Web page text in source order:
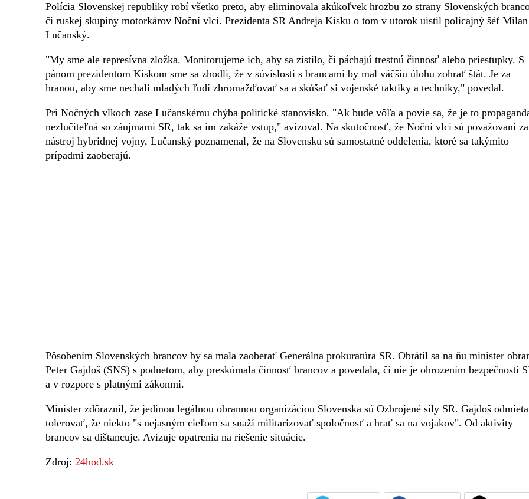
Polícia Slovenskej republiky robí všetko preto, aby eliminovala akúkoľvek hrozbu zo strany Slovenských
či ruskej skupiny motorkárov Noční vlci. Prezidenta SR Andreja Kisku o tom v utorok uistil policajný šéf Milan
Lučanský.
"My sme ale represívna zložka. Monitorujeme ich, aby sa zistilo, či páchajú trestnú činnosť alebo priestupky. S
pánom prezidentom Kiskom sme sa zhodli, že v súvislosti s brancami by mal väčšiu úlohu zohrať štát. Je za
hranou, aby sme nechali mladých ľudí zhromažďovať sa a skúšať si vojenské taktiky a techniky," povedal.
Pri Nočných vlkoch zase Lučanskému chýba politické stanovisko. "Ak bude vôľa a povie sa, že je to
nezlučiteľná so záujmami SR, tak sa im zakáže vstup," avizoval. Na skutočnosť, že Noční vlci sú považovaní za
nástroj hybridnej vojny, Lučanský poznamenal, že na Slovensku sú samostatné oddelenia, ktoré sa takýmito
prípadmi zaoberajú.
Pôsobením Slovenských brancov by sa mala zaoberať Generálna prokuratúra SR. Obrátil sa na ňu minister
Peter Gajdoš (SNS) s podnetom, aby preskúmala činnosť brancov a povedala, či nie je ohrozením bezpečnosti
a v rozpore s platnými zákonmi.
Minister zdôraznil, že jedinou legálnou obrannou organizáciou Slovenska sú Ozbrojené sily SR. Gajdoš odmieta
tolerovať, že niekto "s nejasným cieľom sa snaží militarizovať spoločnosť a hrať sa na vojakov". Od aktivity
brancov sa dištancuje. Avizuje opatrenia na riešenie situácie.
Zdroj: 24hod.sk